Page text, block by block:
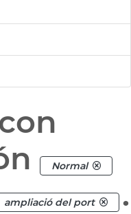
Normal
ampliació del port .